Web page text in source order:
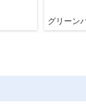
グリーン